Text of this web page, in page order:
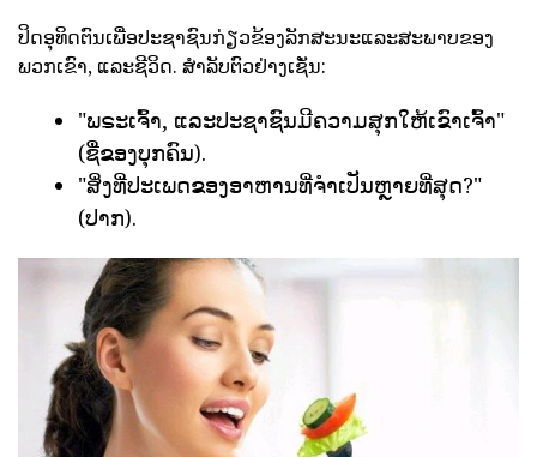
ປິດອຸທິດຕົນເພື່ອປະຊາຊົນກ່ຽວຂ້ອງລັກສະນະແລະສະພາບຂອງ
ພວກເຂົາ, ແລະຊີວິດ. ສໍາລັບຕົວຢ່າງເຊັ່ນ:
"ພຣະເຈົ້າ, ແລະປະຊາຊົນມີຄວາມສຸກໃຫ້ເຂົາເຈົ້າ"
(ຊື່ຂອງບຸກຄົນ).
"ສິ່ງທີ່ປະເພດຂອງອາຫານທີ່ຈໍາເປັນຫຼາຍທີ່ສຸດ?"
(ປາກ).